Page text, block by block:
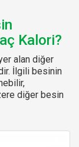
Kalori?
alan diğer
İlgili besinin
diğer besin